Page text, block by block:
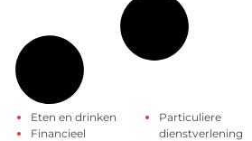
Eten en drinken
Financieel
Particuliere
dienstverlening